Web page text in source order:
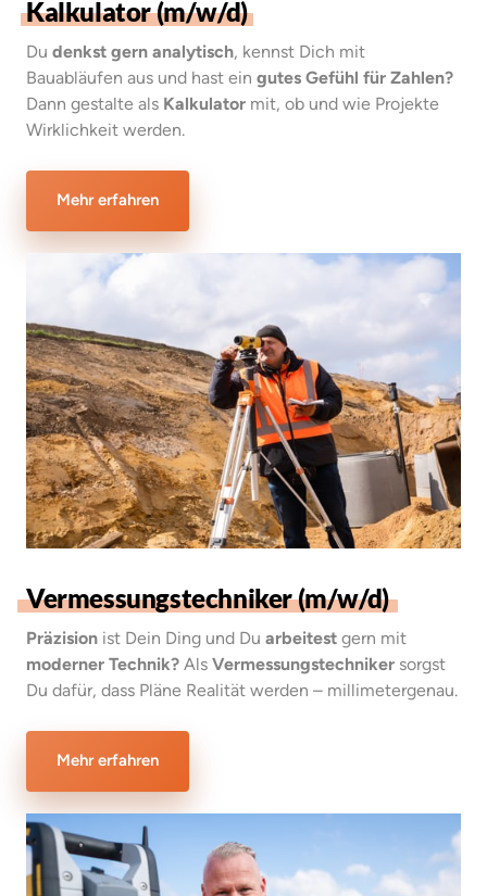
Kalkulator (m/w/d)
Du denkst gern analytisch, kennst Dich mit
Bauabläufen aus und hast ein gutes Gefühl für Zahlen?
Dann gestalte als Kalkulator mit, ob und wie Projekte
Wirklichkeit werden.
Mehr erfahren
Vermessungstechniker (m/w/d)
Präzision ist Dein Ding und Du arbeitest
moderner Technik? Als Vermessungstechniker sorgst
Du dafür, dass Pläne Realität werden – millimetergenau.
Mehr erfahren